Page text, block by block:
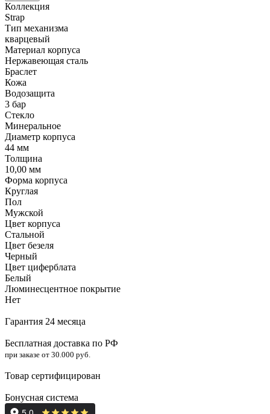
Коллекция
Strap
Тип механизма
кварцевый
Материал корпуса
Нержавеющая сталь
Браслет
Кожа
Водозащита
3 бар
Стекло
Минеральное
Диаметр корпуса
44 мм
Толщина
10,00 мм
Форма корпуса
Круглая
Пол
Мужской
Цвет корпуса
Стальной
Цвет безеля
Черный
Цвет циферблата
Белый
Люминесцентное покрытие
Нет
Гарантия 24 месяца
Бесплатная доставка по РФ
при заказе от 30.000 руб.
Товар сертифицирован
Бонусная система